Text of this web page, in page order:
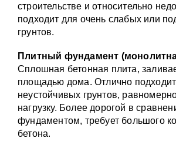
строительстве и относительно
подходит для очень слабых или
грунтов.
Плитный фундамент
Сплошная бетонная плита,
площадью дома. Отлично
неустойчивых грунтов,
нагрузку. Более дорогой в
фундаментом, требует большого
бетона.